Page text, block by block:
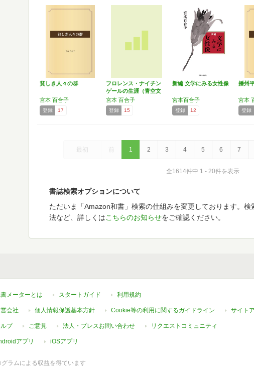
貧しき人々の群
宮本 百合子
登録 17
フロレンス・ナイチン
ゲールの生涯（青空文
庫）
宮本 百合子
登録 15
新編 文学にみる女性像
宮本百合子
登録 12
播州
宮本
登録
最初 前 1 2 3 4 5 6 7
全1614件中 1 - 20件を表示
書誌検索オプションについて
ただいま「Amazon和書」検索の仕組みを変更しております。
法など、詳しくはこちらのお知らせをご確認ください。
メーターとは スタートガイド 利用規約
会社 個人情報保護基本方針 Cookie等の利用に関するガイドライン サイト
プ ご意見 法人・プレスお問い合わせ リクエストコミュニティ
アプリ iOSアプリ
ラムによる収益を得ています